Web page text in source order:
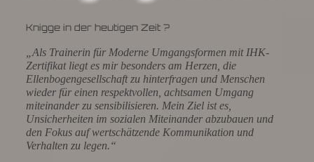
Knigge in der heutigen Zeit ?
„Als Trainerin für Moderne Umgangsformen mit IHK-
Zertifikat liegt es mir besonders am Herzen, die
Ellenbogengesellschaft zu hinterfragen und Menschen
wieder für einen respektvollen, achtsamen Umgang
miteinander zu sensibilisieren. Mein Ziel ist es,
Unsicherheiten im sozialen Miteinander abzubauen und
den Fokus auf wertschätzende Kommunikation und
Verhalten zu legen.“